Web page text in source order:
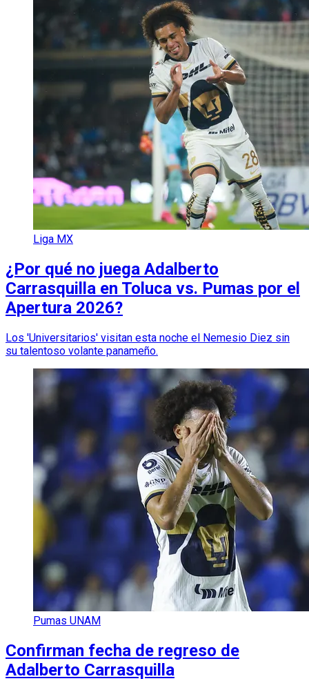
Liga MX
¿Por qué no juega Adalberto
Carrasquilla en Toluca vs. Pumas por el
Apertura 2026?
Los 'Universitarios' visitan esta noche el Nemesio Diez sin
su talentoso volante panameño.
Pumas UNAM
Confirman fecha de regreso de
Adalberto Carrasquilla